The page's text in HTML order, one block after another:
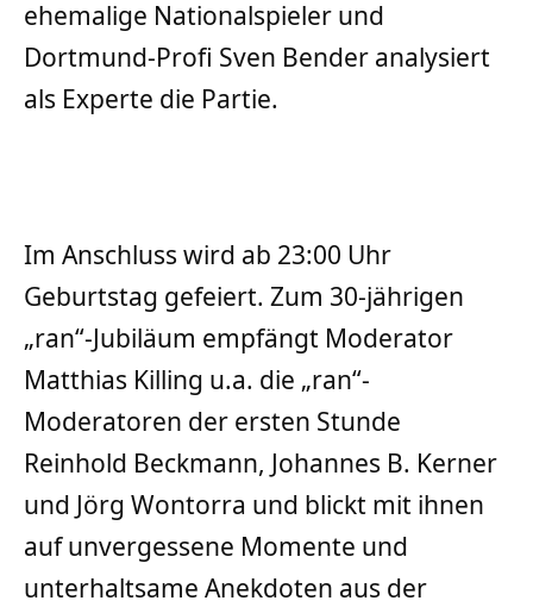
ehemalige Nationalspieler und
Dortmund-Profi Sven Bender analysiert
als Experte die Partie.
Im Anschluss wird ab 23:00 Uhr
Geburtstag gefeiert. Zum 30-jährigen
„ran“-Jubiläum empfängt Moderator
Matthias Killing u.a. die „ran“-
Moderatoren der ersten Stunde
Reinhold Beckmann, Johannes B. Kerner
und Jörg Wontorra und blickt mit ihnen
auf unvergessene Momente und
unterhaltsame Anekdoten aus der